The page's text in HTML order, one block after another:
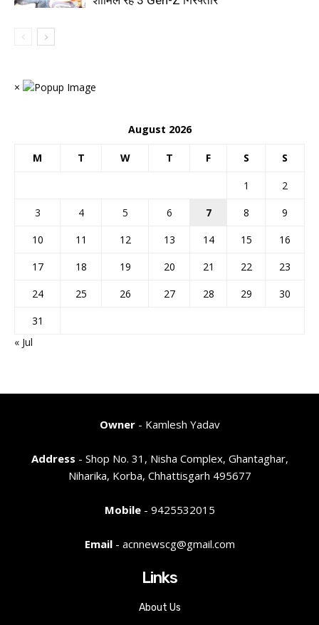
×
August 2026
M T W T F S S
1
2
3
4 5 6 7 8
9
10
11 12 13 14 15
16
17
18 19 20 21 22
23
24
25 26 27 28 29
30
31
« Jul
Owner- Kamlesh Yadav
Address - Shop No. 31, Nisha Complex, Ghantaghar,
Niharika, Korba, Chhattisgarh 495677
Mobile- 9425532015
Email- acnnewscg@gmail.com
Links
About Us